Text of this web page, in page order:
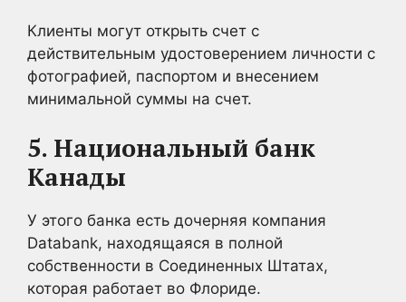
Клиенты могут открыть счет с
действительным удостоверением личности с
фотографией, паспортом и внесением
минимальной суммы на счет.
5. Национальный банк
Канады
У этого банка есть дочерняя компания
Databank, находящаяся в полной
собственности в Соединенных Штатах,
которая работает во Флориде.